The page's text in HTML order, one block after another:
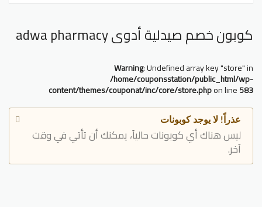
كوبون خصم صيدلية أدوى adwa pharmacy
Warning: Undefined array key "store" in
/home/couponsstation/public_html/wp-
content/themes/couponat/inc/core/store.phpon line583
عذراً! لا يوجد كوبونات
ليس هناك أي كوبونات حالياً، يمكنك أن تأتي في وقت
آخر.